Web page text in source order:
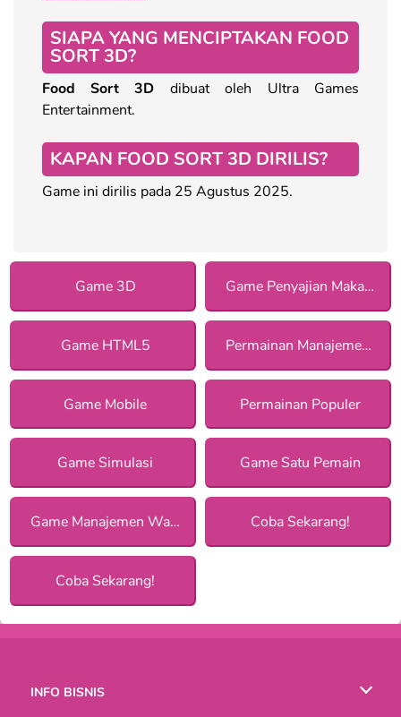
SIAPA YANG MENCIPTAKAN FOOD
SORT 3D?
Food Sort 3D dibuat oleh Ultra Games
Entertainment.
KAPAN FOOD SORT 3D DIRILIS?
Game ini dirilis pada 25 Agustus 2025.
Game 3D Game Penyajian Makanan
Game HTML5 Permainan Manajemen bagi Anak Perempuan
Game Mobile Permainan Populer
Game Simulasi Game Satu Pemain
Game Manajemen Waktu Coba Sekarang!
Coba Sekarang!
INFO BISNIS